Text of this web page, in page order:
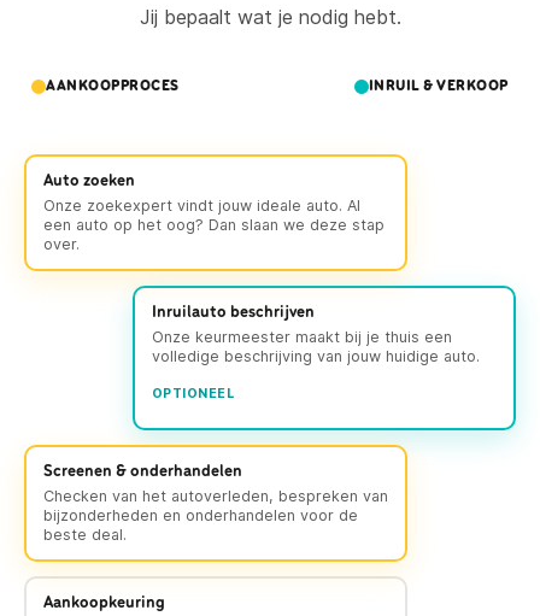
Jij bepaalt wat je nodig hebt.
AANKOOPPROCES INRUIL & VERKOOP
Auto zoeken
Onze zoekexpert vindt jouw ideale auto. Al
een auto op het oog? Dan slaan we deze stap
over.
Inruilauto beschrijven
Onze keurmeester maakt bij je thuis een
volledige beschrijving van jouw huidige auto.
OPTIONEEL
Screenen & onderhandelen
Checken van het autoverleden, bespreken van
bijzonderheden en onderhandelen voor de
beste deal.
Aankoopkeuring